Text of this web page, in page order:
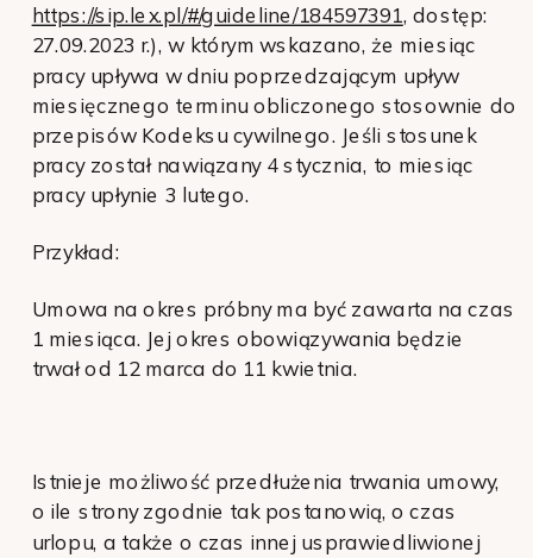
https://sip.lex.pl/#/guideline/184597391, dostęp:
27.09.2023 r.), w którym wskazano, że miesiąc
pracy upływa w dniu poprzedzającym upływ
miesięcznego terminu obliczonego stosownie do
przepisów Kodeksu cywilnego. Jeśli stosunek
pracy został nawiązany 4 stycznia, to miesiąc
pracy upłynie 3 lutego.
Przykład:
Umowa na okres próbny ma być zawarta na czas
1 miesiąca. Jej okres obowiązywania będzie
trwał od 12 marca do 11 kwietnia.
Istnieje możliwość przedłużenia trwania umowy,
o ile strony zgodnie tak postanowią, o czas
urlopu, a także o czas innej usprawiedliwionej